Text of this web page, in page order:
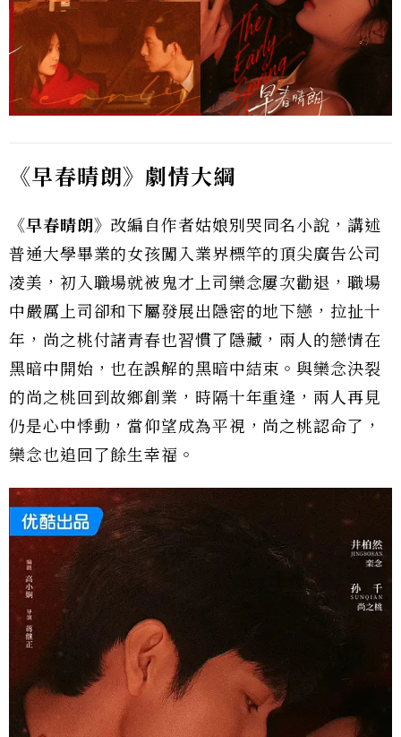
《早春晴朗》劇情大綱
《早春晴朗》 改編自作者姑娘別哭同名小說，講述
普通大學畢業的女孩闖入業界標竿的頂尖廣告公司
凌美，初入職場就被鬼才上司欒念屢次勸退，職場
中嚴厲上司卻和下屬發展出隱密的地下戀，拉扯十
年，尚之桃付諸青春也習慣了隱藏，兩人的戀情在
黑暗中開始，也在誤解的黑暗中結束。與欒念決裂
的尚之桃回到故鄉創業，時隔十年重逢，兩人再見
仍是心中悸動，當仰望成為平視，尚之桃認命了，
欒念也追回了餘生幸福。